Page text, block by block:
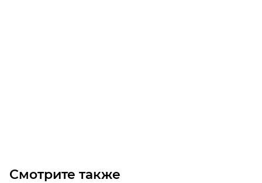
Смотрите также